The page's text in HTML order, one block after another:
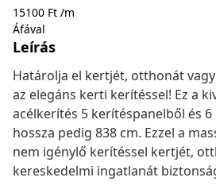
15100 Ft /m
Áfával
Leírás
Határolja el kertjét, otthonát
az elegáns kerti kerítéssel! Ez a
acélkerítés 5 kerítéspanelből és
hossza pedig 838 cm. Ezzel a
nem igénylő kerítéssel kertjét,
kereskedelmi ingatlanát